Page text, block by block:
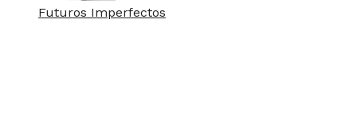
Futuros Imperfectos